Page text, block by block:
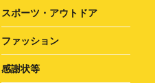
スポーツ・アウトドア
ファッション
感謝状等